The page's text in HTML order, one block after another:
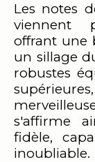
Les notes
viennent
offrant une
un sillage
robustes
s'affirme
fidèle,
inoubliable.